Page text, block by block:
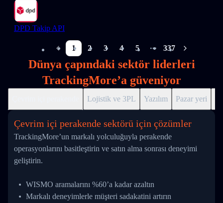
DPD Takip API
1 2 3 4 5
More pages
337
Dünya çapındaki sektör liderleri
TrackingMore’a güveniyor
Lojistik ve 3PL Yazılım Pazar yeri
Çevrim içi perakende sektörü için çözümler
TrackingMore’un markalı yolculuğuyla perakende
operasyonlarını basitleştirin ve satın alma sonrası deneyimi
geliştirin.
WISMO aramalarını %60’a kadar azaltın
Markalı deneyimlerle müşteri sadakatini artırın